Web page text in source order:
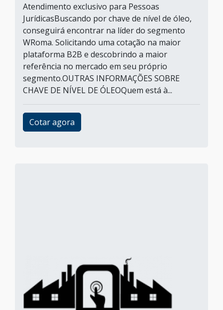
Atendimento exclusivo para Pessoas
JurídicasBuscando por chave de nível de óleo,
conseguirá encontrar na líder do segmento
WRoma. Solicitando uma cotação na maior
plataforma B2B e descobrindo a maior
referência no mercado em seu próprio
segmento.OUTRAS INFORMAÇÕES SOBRE
CHAVE DE NÍVEL DE ÓLEOQuem está à...
Cotar agora